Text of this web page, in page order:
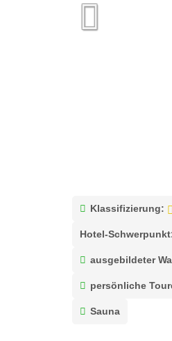
Klassifizierung:
Hotel-
ausgebildeter
persönliche
Sauna